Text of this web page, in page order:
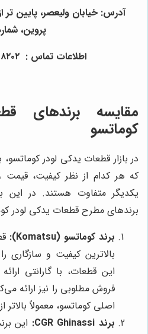
آدرس: خيابان وليعصر، پايين تر
پروين، شماره
اطلاعات تماس : ٢٢٠٣٨٢٠٢ (١٠ خط)
مقایسه برندهای
کوماتسو
در بازار قطعات یدکی لودر
که هر کدام از نظر کیفیت،
یکدیگر متفاوت هستند. در
برندهای مطرح قطعات یدکی لودر
برند کوماتسو (Komatsu):
بالاترین کیفیت و سازگاری
این قطعات، با گارانتی
فروش مطلوبی را نیز ارائه
اصلی کوماتسو، معمولاً
برند CGR Ghinassi:
این